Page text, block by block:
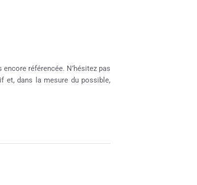
référencée. N’hésitez pas
et, dans la mesure du possible,